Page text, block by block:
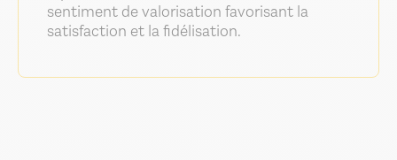
sentiment de valorisation favorisant la
satisfaction et la fidélisation.